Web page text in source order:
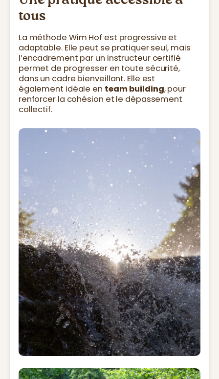
tous
La méthode Wim Hof est progressive et
adaptable. Elle peut se pratiquer seul, mais
l’encadrement par un instructeur certifié
permet de progresser en toute sécurité,
dans un cadre bienveillant. Elle est
également idéale en team building, pour
renforcer la cohésion et le dépassement
collectif.